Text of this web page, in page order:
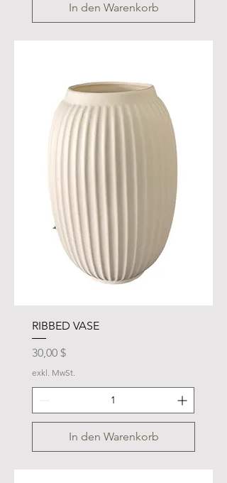
In den Warenkorb
RIBBED VASE
Preis
30,00 $
exkl. MwSt.
In den Warenkorb